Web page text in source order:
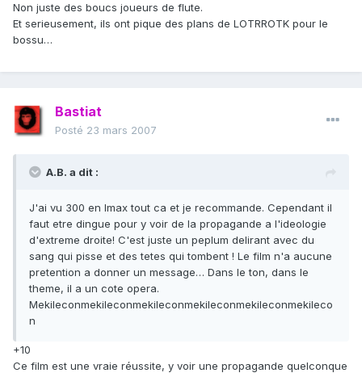
Non juste des boucs joueurs de flute.
Et serieusement, ils ont pique des plans de LOTRROTK pour le
bossu…
Bastiat
Posté 23 mars 2007
A.B. a dit :
J'ai vu 300 en Imax tout ca et je recommande. Cependant il
faut etre dingue pour y voir de la propagande a l'ideologie
d'extreme droite! C'est juste un peplum delirant avec du
sang qui pisse et des tetes qui tombent ! Le film n'a aucune
pretention a donner un message… Dans le ton, dans le
theme, il a un cote opera.
Mekileconmekileconmekileconmekileconmekileconmekileco
n
+10
Ce film est une vraie réussite, y voir une propagande quelconque